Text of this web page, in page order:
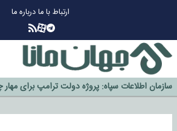
ارتباط با مادرباره ما
گزینه جدایی اوسمار روی میز مدیران پرسپولیس
آیا رئیس جمهور آمریکا قانون را دور می‌زند؟
اخراج رسمی چهره نامدار از پرسپولیس
سازمان اطلاعات سپاه: پروژه دولت ترامپ برای
خورد